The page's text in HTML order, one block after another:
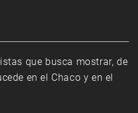
que busca mostrar, de
en el Chaco y en el